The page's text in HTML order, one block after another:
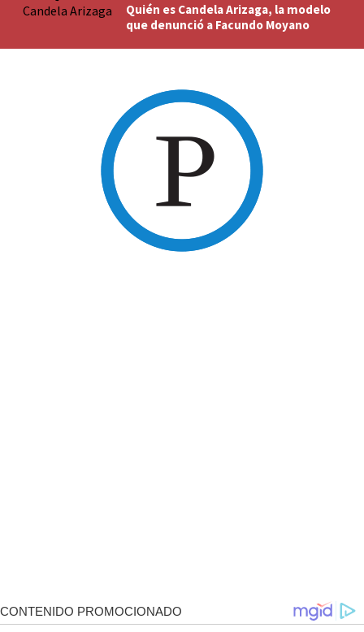
Quién es Candela Arizaga, la modelo
que denunció a Facundo Moyano